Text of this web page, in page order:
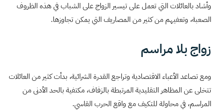
وأشاد بالعائلات التي تعمل على تيسير الزواج على الشباب في هذه الظروف
الصعبة، وتعفيهم من كثير من المصاريف التي يمكن تجاوزها.
زواج بلا مراسم
ومع تصاعد الأعباء الاقتصادية وتراجع القدرة الشرائية، بدأت كثير من العائلات
تتخلى عن المظاهر التقليدية المرتبطة بالزفاف، مكتفية بالحد الأدنى من
المراسم، في محاولة للتكيف مع واقع الحرب القاسي.